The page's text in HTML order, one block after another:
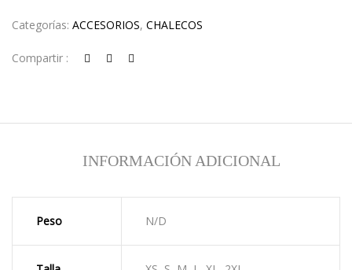
Categorías: ACCESORIOS, CHALECOS
Compartir :
INFORMACIÓN ADICIONAL
Peso N/D